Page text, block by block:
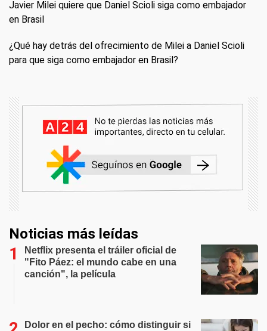
Javier Milei quiere que Daniel Scioli siga como embajador
en Brasil
¿Qué hay detrás del ofrecimiento de Milei a Daniel Scioli
para que siga como embajador en Brasil?
Noticias más leídas
Netflix presenta el tráiler oficial de
"Fito Páez: el mundo cabe en una
canción", la película
Dolor en el pecho: cómo distinguir si